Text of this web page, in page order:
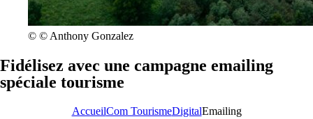
© © Anthony Gonzalez
Fidélisez avec une campagne emailing
spéciale tourisme
AccueilCom TourismeDigitalEmailing